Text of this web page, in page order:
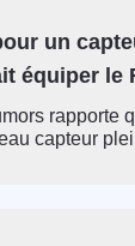
un
équiper le
rapporte
capteur